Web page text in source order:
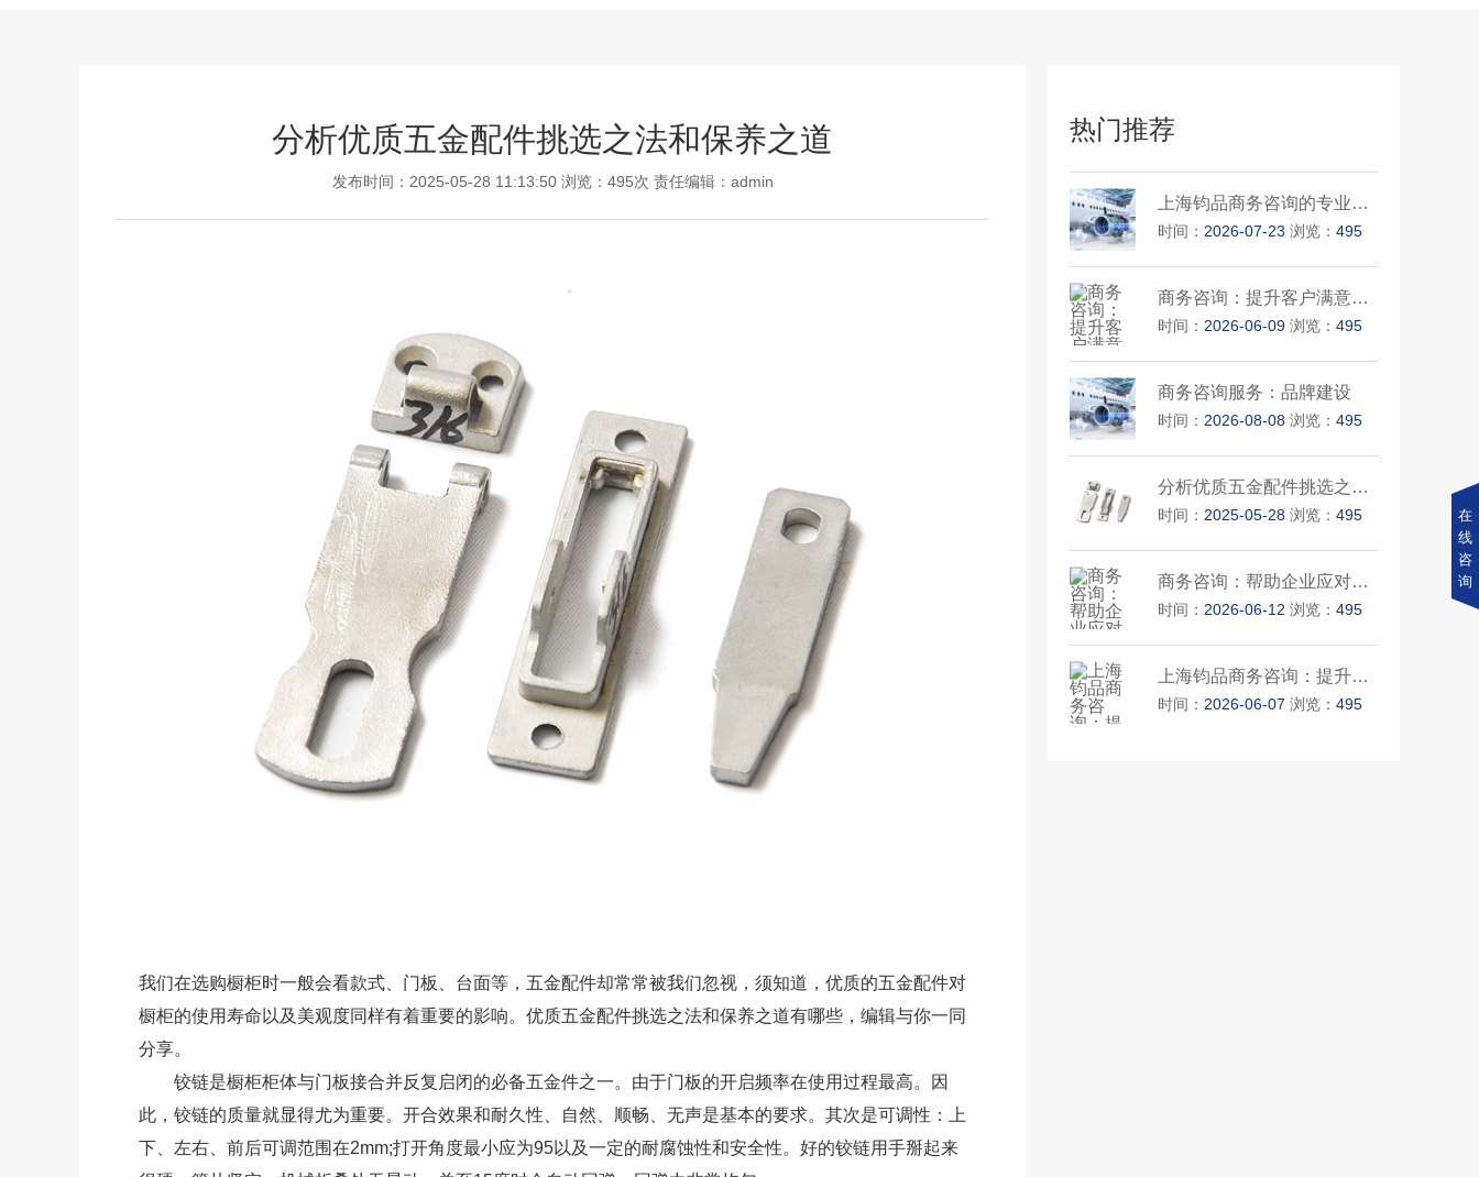
分析优质五金配件挑选之法和保养之道
发布时间：2025-05-28 11:13:50 浏览：495次 责任编辑： admin
我们在选购橱柜时一般会看款式、门板、台面等，五金配件却常常被我们忽视，须知道，优质的五金配件对
橱柜的使用寿命以及美观度同样有着重要的影响。优质五金配件挑选之法和保养之道有哪些，编辑与你一同
分享。
铰链是橱柜柜体与门板接合并反复启闭的必备五金件之一。由于门板的开启频率在使用过程最高。因
此，铰链的质量就显得尤为重要。开合效果和耐久性、自然、顺畅、无声是基本的要求。其次是可调性：上
下、左右、前后可调范围在2mm;打开角度最小应为95以及一定的耐腐蚀性和安全性。好的铰链用手掰起来
热门推荐
上海钧品商务咨询的专业能力
时间： 2026-07-23 浏览：495
商务咨询：提升客户满意度的关···
时间： 2026-06-09 浏览：495
商务咨询服务：品牌建设
时间： 2026-08-08 浏览：495
分析优质五金配件挑选之法和保···
时间： 2025-05-28 浏览：495
商务咨询：帮助企业应对市场变···
时间： 2026-06-12 浏览：495
上海钧品商务咨询：提升员工满···
时间： 2026-06-07 浏览：495
在
线
咨
询